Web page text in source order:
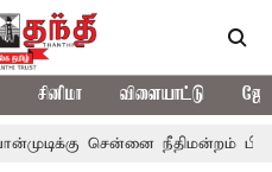
சினிமா விளையாட்டு
நீதிமன்றம் பிடிவாராண்ட்